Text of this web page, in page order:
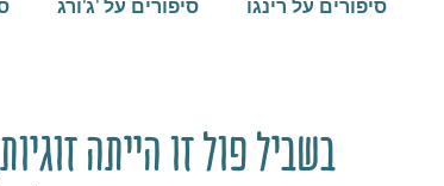
סיפורים על 'ג'ורג סיפורים על רינגו
בשביל פול זו הייתה